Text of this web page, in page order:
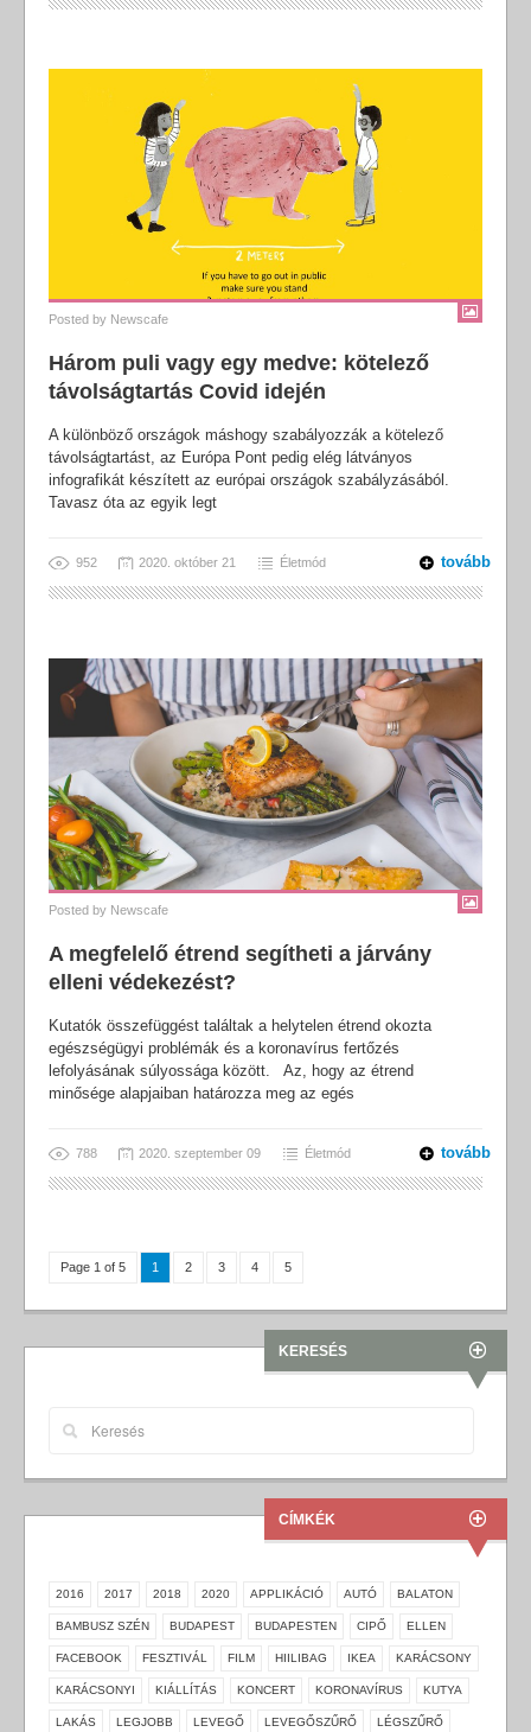
Posted by Newscafe
Három puli vagy egy medve: kötelező
távolságtartás Covid idején
A különböző országok máshogy szabályozzák a kötelező
távolságtartást, az Európa Pont pedig elég látványos
infografikát készített az európai országok szabályzásából.
Tavasz óta az egyik legt
952 2020. október 21 Életmód tovább
Posted by Newscafe
A megfelelő étrend segítheti a járvány
elleni védekezést?
Kutatók összefüggést találtak a helytelen étrend okozta
egészségügyi problémák és a koronavírus fertőzés
lefolyásának súlyossága között. Az, hogy az étrend
minősége alapjaiban határozza meg az egés
788 2020. szeptember 09 Életmód tovább
Page 1 of 5 1 2 3 4 5
KERESÉS
CÍMKÉK
2016 2017 2018 2020 APPLIKÁCIÓ AUTÓ BALATON
BAMBUSZ SZÉN BUDAPEST BUDAPESTEN CIPŐ ELLEN
FACEBOOK FESZTIVÁL FILM HIILIBAG IKEA KARÁCSONY
KARÁCSONYI KIÁLLÍTÁS KONCERT KORONAVÍRUS KUTYA
LAKÁS LEGJOBB LEVEGŐ LEVEGŐSZŰRŐ LÉGSZŰRŐ